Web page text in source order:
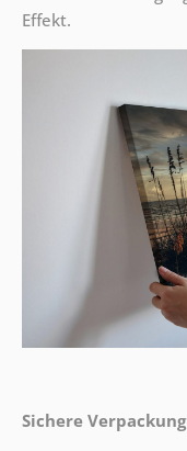
Effekt.
Sichere Verpackung